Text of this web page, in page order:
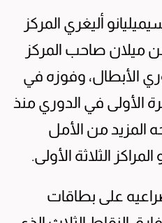
أليغري المركز
10 نقاط عن ميلان صاحب المركز
الأبطال، وفوزه في
الأولى في الدوري منذ
1) سيمنحه المزيد من الأمل
الثلاثة الأولى.
على بطاقات